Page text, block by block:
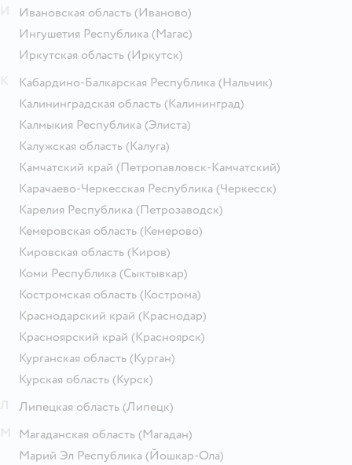
Ивановская область (Иваново)
Ингушетия Республика (Магас)
Иркутская область (Иркутск)
Кабардино-Балкарская Республика (Нальчик)
Калининградская область (Калининград)
Калмыкия Республика (Элиста)
Калужская область (Калуга)
Камчатский край (Петропавловск-Камчатский)
Карачаево-Черкесская Республика (Черкесск)
Карелия Республика (Петрозаводск)
Кемеровская область (Кемерово)
Кировская область (Киров)
Коми Республика (Сыктывкар)
Костромская область (Кострома)
Краснодарский край (Краснодар)
Красноярский край (Красноярск)
Курганская область (Курган)
Курская область (Курск)
Липецкая область (Липецк)
Магаданская область (Магадан)
Марий Эл Республика (Йошкар-Ола)